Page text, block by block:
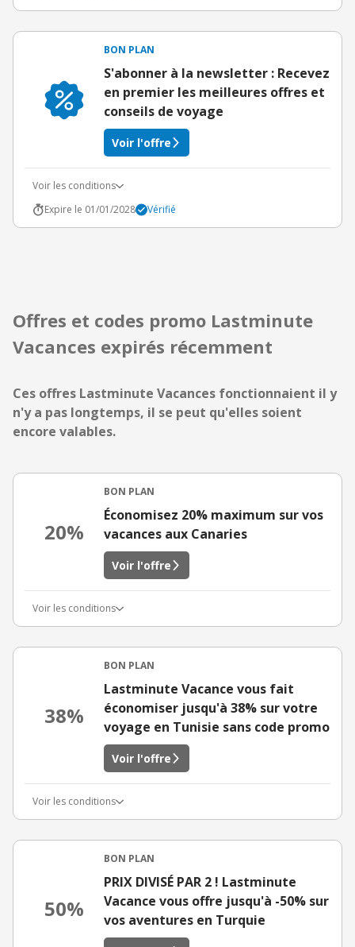
BON PLAN
S'abonner à la newsletter : Recevez
en premier les meilleures offres et
conseils de voyage
Voir l'offre
Voir les conditions
Expire le 01/01/2028
Vérifié
Offres et codes promo Lastminute
Vacances expirés récemment
Ces offres Lastminute Vacances fonctionnaient il y
n'y a pas longtemps, il se peut qu'elles soient
encore valables.
20%
BON PLAN
Économisez 20% maximum sur vos
vacances aux Canaries
Voir l'offre
Voir les conditions
38%
BON PLAN
Lastminute Vacance vous fait
économiser jusqu'à 38% sur votre
voyage en Tunisie sans code promo
Voir l'offre
Voir les conditions
50%
BON PLAN
PRIX DIVISÉ PAR 2 ! Lastminute
Vacance vous offre jusqu'à -50% sur
vos aventures en Turquie